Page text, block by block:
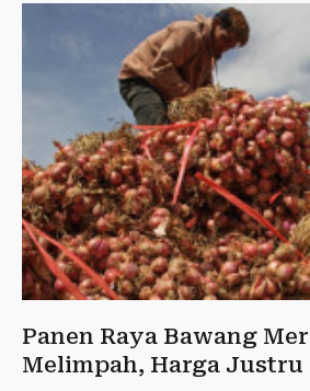
Panen Raya Bawang
Melimpah, Harga